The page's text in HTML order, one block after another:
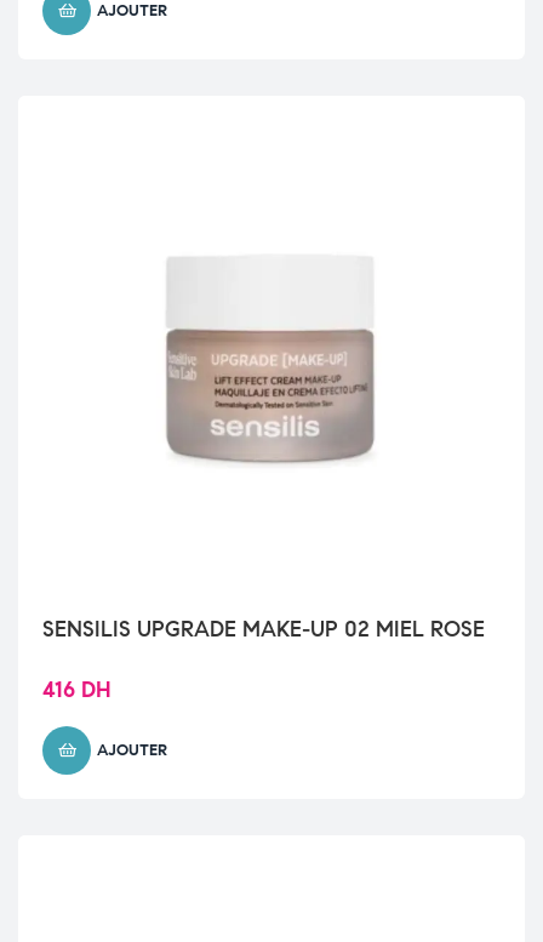
AJOUTER
SENSILIS UPGRADE MAKE-UP 02 MIEL ROSE
416 DH
AJOUTER